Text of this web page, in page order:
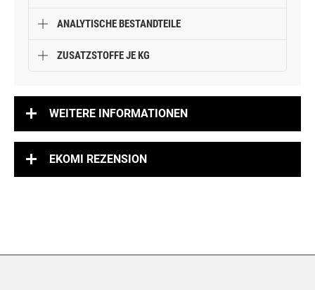
ANALYTISCHE BESTANDTEILE
ZUSATZSTOFFE JE KG
WEITERE INFORMATIONEN
EKOMI REZENSION